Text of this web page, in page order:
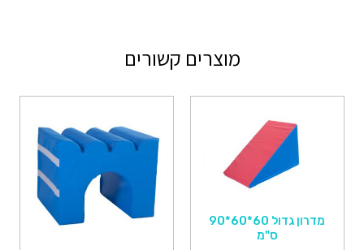
מוצרים קשורים
מדרון גדול 60*60*90
ס"מ